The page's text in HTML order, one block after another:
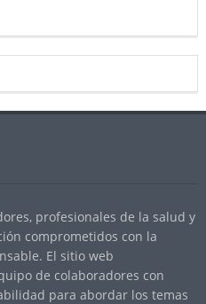
profesionales de la salud y
comprometidos con la
El sitio web
de colaboradores con
para abordar los temas